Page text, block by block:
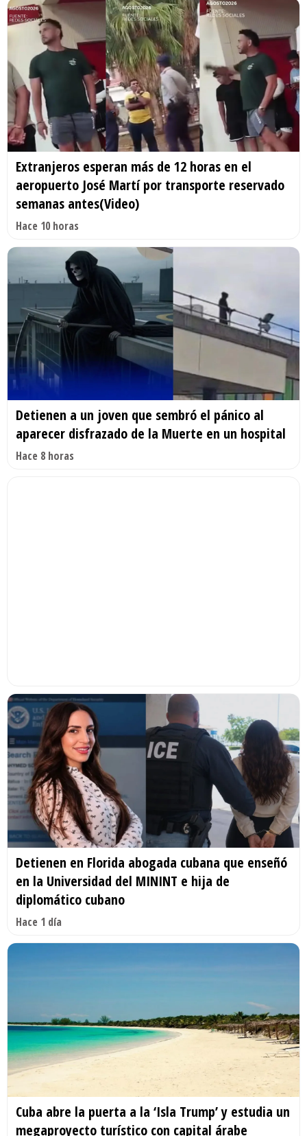
Extranjeros esperan más de 12 horas en el
aeropuerto José Martí por transporte reservado
semanas antes(Video)
Hace 10 horas
Detienen a un joven que sembró el pánico al
aparecer disfrazado de la Muerte en un hospital
Hace 8 horas
Detienen en Florida abogada cubana que enseñó
en la Universidad del MININT e hija de
diplomático cubano
Hace 1 día
Cuba abre la puerta a la ‘Isla Trump’ y estudia un
megaproyecto turístico con capital árabe